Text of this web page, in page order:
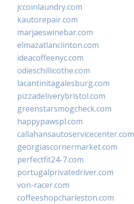
jccoinlaundry.com
kautorepair.com
marjaeswinebar.com
elmazatlanclinton.com
ideacoffeenyc.com
odieschillicothe.com
lacantinitagalesburg.com
pizzadeliverybristol.com
greenstarsmogcheck.com
happypawspl.com
callahansautoservicecenter.com
georgiascornermarket.com
perfectfit24-7.com
portugalprivatedriver.com
von-racer.com
coffeeshopcharleston.com